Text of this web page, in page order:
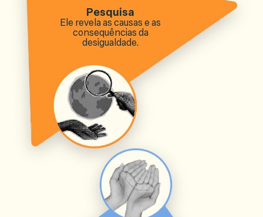
Pesquisa
Ele revela as causas e as
consequências da
desigualdade.